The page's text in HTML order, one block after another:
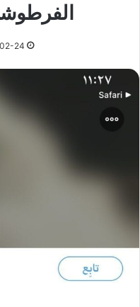
24